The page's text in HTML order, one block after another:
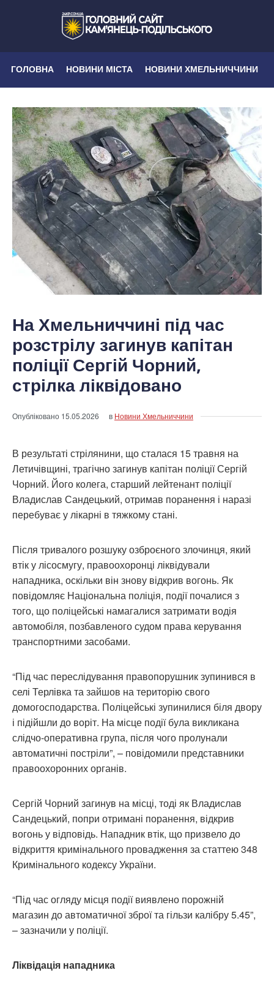
ГОЛОВНА НОВИНИ МІСТА НОВИНИ ХМЕЛЬНИЧЧИНИ
На Хмельниччині під час
розстрілу загинув капітан
поліції Сергій Чорний,
стрілка ліквідовано
Опубліковано 15.05.2026 в Новини Хмельниччини
В результаті стрілянини, що сталася 15 травня на
Летичівщині, трагічно загинув капітан поліції Сергій
Чорний. Його колега, старший лейтенант поліції
Владислав Сандецький, отримав поранення і наразі
перебуває у лікарні в тяжкому стані.
Після тривалого розшуку озброєного злочинця, який
втік у лісосмугу, правоохоронці ліквідували
нападника, оскільки він знову відкрив вогонь. Як
повідомляє Національна поліція, події почалися з
того, що поліцейські намагалися затримати водія
автомобіля, позбавленого судом права керування
транспортними засобами.
“Під час переслідування правопорушник зупинився в
селі Терлівка та зайшов на територію свого
домогосподарства. Поліцейські зупинилися біля двору
і підійшли до воріт. На місце події була викликана
слідчо-оперативна група, після чого пролунали
автоматичні постріли”, – повідомили представники
правоохоронних органів.
Сергій Чорний загинув на місці, тоді як Владислав
Сандецький, попри отримані поранення, відкрив
вогонь у відповідь. Нападник втік, що призвело до
відкриття кримінального провадження за статтею 348
Кримінального кодексу України.
“Під час огляду місця події виявлено порожній
магазин до автоматичної зброї та гільзи калібру 5.45”,
– зазначили у поліції.
Ліквідація нападника